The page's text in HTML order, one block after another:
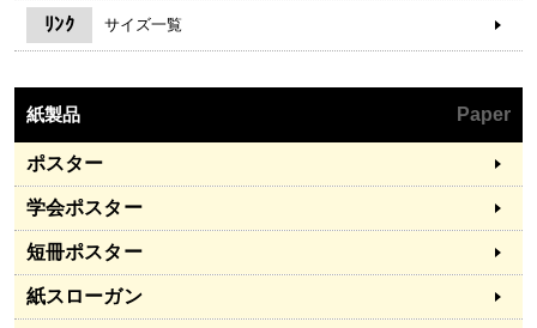
ﾘﾝｸ サイズ一覧
紙製品 Paper
ポスター
学会ポスター
短冊ポスター
紙スローガン